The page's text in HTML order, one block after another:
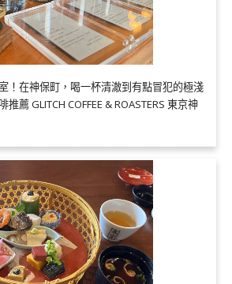
！在神保町，喝一杯清澈到有點冒犯的極淺
薦 GLITCH COFFEE & ROASTERS 東京神